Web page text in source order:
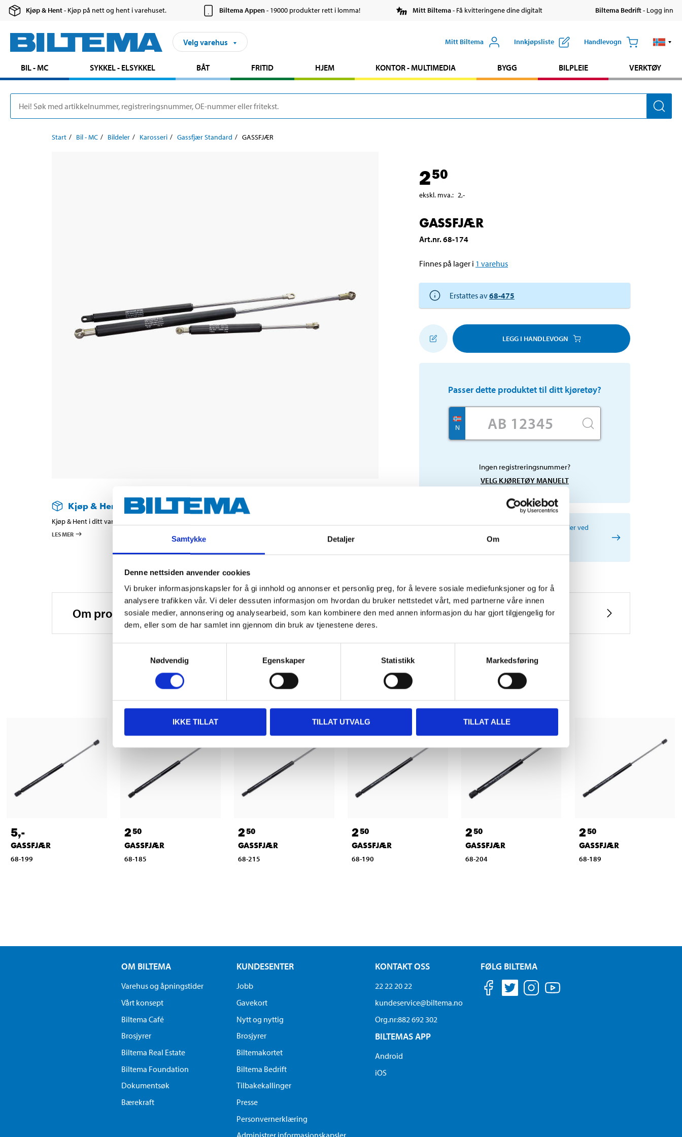
Samtykke Detaljer Om
Denne nettsiden anvender cookies
Vi bruker informasjonskapsler for å gi innhold og annonser et personlig preg, for å levere sosiale mediefunksjoner og for å
analysere trafikken vår. Vi deler dessuten informasjon om hvordan du bruker nettstedet vårt, med partnerne våre innen
sosiale medier, annonsering og analysearbeid, som kan kombinere den med annen informasjon du har gjort tilgjengelig for
dem, eller som de har samlet inn gjennom din bruk av tjenestene deres.
Nødvendig
Egenskaper Statistikk Markedsføring
IKKE TILLAT TILLAT UTVALG TILLAT ALLE
Kjøp & Hent- Kjøp på nett og hent i varehuset. Biltema Appen- 19000 produkter rett i lomma! Mitt Biltema- Få kvitteringene dine digitalt Biltema Bedrift- Logg inn
Velg varehus Mitt Biltema Innkjøpsliste Handlevogn
BIL - MC SYKKEL - ELSYKKEL BÅT FRITID HJEM KONTOR - MULTIMEDIA BYGG BILPLEIE VERKTØY
Start Bil - MC Bildeler Karosseri Gassfjær Standard GASSFJÆR
Kjøp & Hent
Kjøp & Hent i ditt varehus.
LES MER
250
ekskl. mva.: 2,-
GASSFJÆR
Art.nr.68-174
Finnes på lager i 1 varehus
Erstattes av68-475
LEGG I HANDLEVOGN
Passer dette produktet til ditt kjøretøy?
N
Ingen registreringsnummer?
VELG KJØRETØY MANUELT
Viktig informasjon ved søk etter reservedeler ved
hjelp av registreringsnummer, og
Om produsenten
Relaterte produkter
5,-
GASSFJÆR
68-199
250
GASSFJÆR
68-185
250
GASSFJÆR
68-215
250
GASSFJÆR
68-190
250
GASSFJÆR
68-204
250
GASSFJÆR
68-189
OM BILTEMA
Varehus og åpningstider
Vårt konsept
Biltema Café
Brosjyrer
Biltema Real Estate
Biltema Foundation
Dokumentsøk
Bærekraft
KUNDESENTER
Jobb
Gavekort
Nytt og nyttig
Brosjyrer
Biltemakortet
Biltema Bedrift
Tilbakekallinger
Presse
Personvernerklæring
KONTAKT OSS
22 22 20 22
kundeservice@biltema.no
Org.nr:882 692 302
BILTEMAS APP
Android
iOS
FØLG BILTEMA